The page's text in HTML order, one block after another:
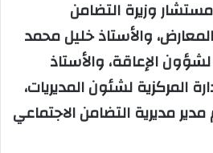
وزيرة التضامن
والأستاذ خليل محمد
لشؤون الإعاقة، والأستاذ
المركزية لشئون المديريات،
مديرية التضامن الاجتماعي